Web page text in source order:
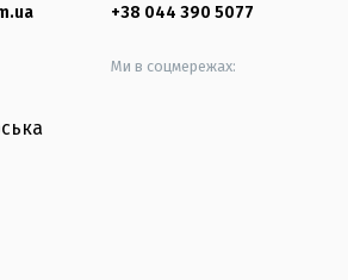
+38 044 390 5077
Ми в соцмережах: